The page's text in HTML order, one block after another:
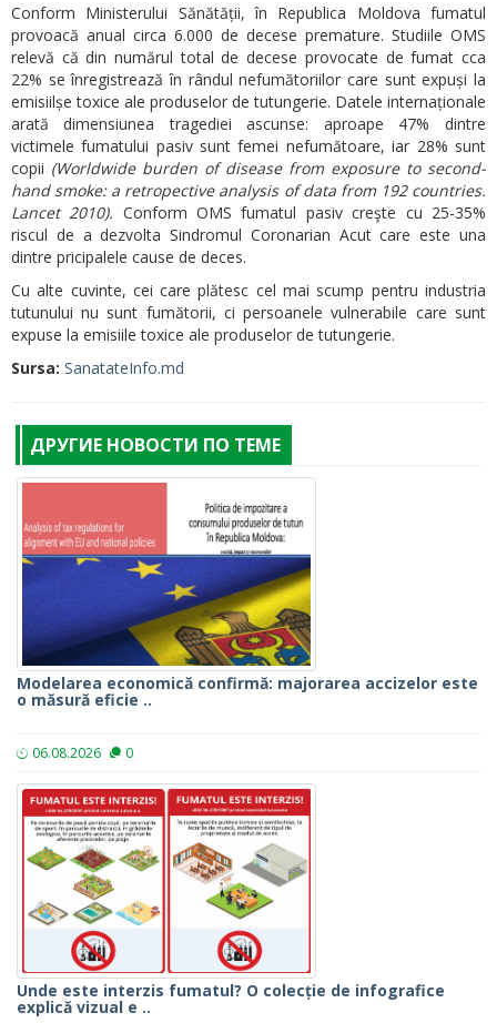
Conform Ministerului Sănătății, în Republica Moldova fumatul
provoacă anual circa 6.000 de decese premature. Studiile OMS
relevă că din numărul total de decese provocate de fumat cca
22% se înregistrează în rândul nefumătoriilor care sunt expuși la
emisiilșe toxice ale produselor de tutungerie. Datele internaționale
arată dimensiunea tragediei ascunse: aproape 47% dintre
victimele fumatului pasiv sunt femei nefumătoare, iar 28% sunt
copii (Worldwide burden of disease from exposure to second-
hand smoke: a retropective analysis of data from 192 countries.
Lancet 2010). Conform OMS fumatul pasiv creşte cu 25-35%
riscul de a dezvolta Sindromul Coronarian Acut care este una
dintre pricipalele cause de deces.
Cu alte cuvinte, cei care plătesc cel mai scump pentru industria
tutunului nu sunt fumătorii, ci persoanele vulnerabile care sunt
expuse la emisiile toxice ale produselor de tutungerie.
Sursa: SanatateInfo.md
ДРУГИЕ НОВОСТИ ПО ТЕМЕ
Modelarea economică confirmă: majorarea accizelor este
o măsură eficie ..
06.08.2026 0
Unde este interzis fumatul? O colecție de infografice
explică vizual e ..